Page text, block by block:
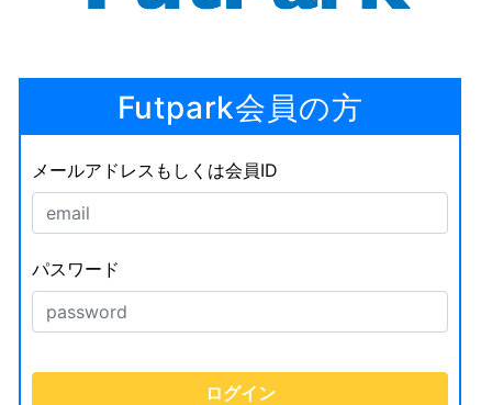
Futpark会員の方
メールアドレスもしくは会員ID
パスワード